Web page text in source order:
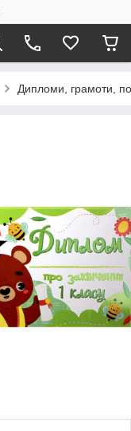
Дипломи, грамоти,